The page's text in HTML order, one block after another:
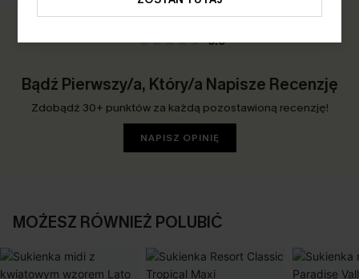
0.0
Bądź Pierwszy/a, Który/a Napisze Recenzję
Zdobądź 30+ punktów za każdą pozostawioną recenzję!
NAPISZ OPINIĘ
MOŻESZ RÓWNIEŻ POLUBIĆ